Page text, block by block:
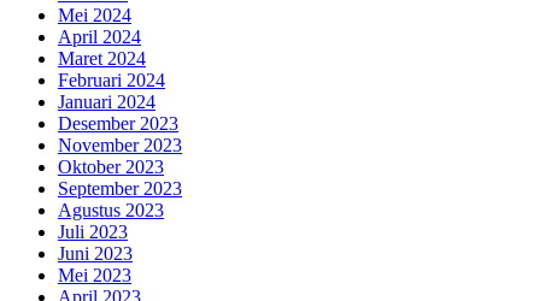
Mei 2024
April 2024
Maret 2024
Februari 2024
Januari 2024
Desember 2023
November 2023
Oktober 2023
September 2023
Agustus 2023
Juli 2023
Juni 2023
Mei 2023
April 2023